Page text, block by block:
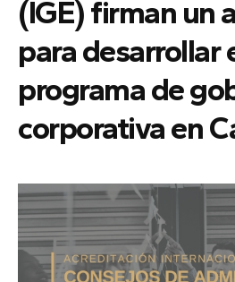
(IGE) firman un
para desarrollar
programa de
corporativa en